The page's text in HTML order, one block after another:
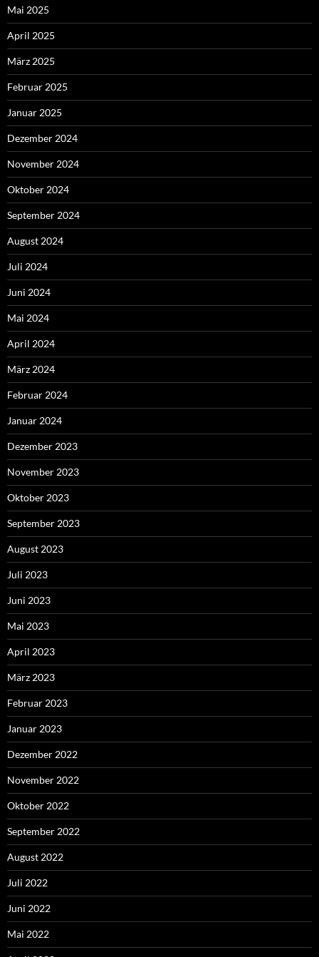
Mai 2025
April 2025
März 2025
Februar 2025
Januar 2025
Dezember 2024
November 2024
Oktober 2024
September 2024
August 2024
Juli 2024
Juni 2024
Mai 2024
April 2024
März 2024
Februar 2024
Januar 2024
Dezember 2023
November 2023
Oktober 2023
September 2023
August 2023
Juli 2023
Juni 2023
Mai 2023
April 2023
März 2023
Februar 2023
Januar 2023
Dezember 2022
November 2022
Oktober 2022
September 2022
August 2022
Juli 2022
Juni 2022
Mai 2022